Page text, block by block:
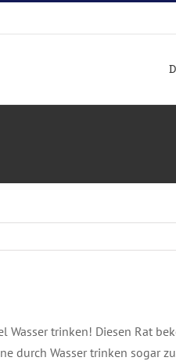
trinken! Diesen Rat
durch Wasser trinken sogar